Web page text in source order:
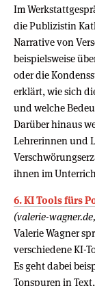
Im
die Publizistin
Narrative von
beispielsweise
oder die
erklärt, wie sich
und welche
Darüber hinaus
Lehrerinnen und
ihnen im
6. KI Tools fürs
(valerie-
Valerie Wagner
verschiedene KI-
Es geht dabei
Tonspuren in